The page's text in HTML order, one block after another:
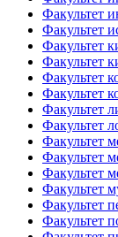
Факультет
Факультет
Факультет
Факультет
Факультет
Факультет
Факультет
Факультет
Факультет
Факультет
Факультет
Факультет
Факультет
Факультет